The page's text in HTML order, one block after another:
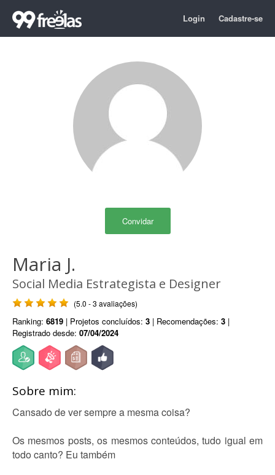
Login Cadastre-se
Convidar
Maria J.
Social Media Estrategista e Designer
(5.0 - 3 avaliações)
Ranking: 6819 | Projetos concluídos: 3 | Recomendações: 3 |
Registrado desde: 07/04/2024
Sobre mim:
Cansado de ver sempre a mesma coisa?
Os mesmos posts, os mesmos conteúdos, tudo igual em
todo canto? Eu também